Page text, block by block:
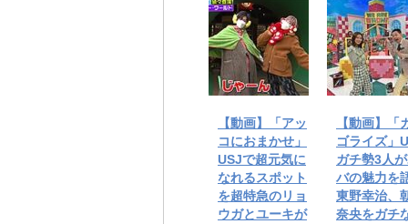
【動画】「アッ
コにおまかせ」
USJで超元気に
なれるスポット
を超特急のリョ
ウガとユーキが
【動画】「
ゴライズ」
ガチ勢3人
バの魅力を
東野幸治、
奈央をガチ